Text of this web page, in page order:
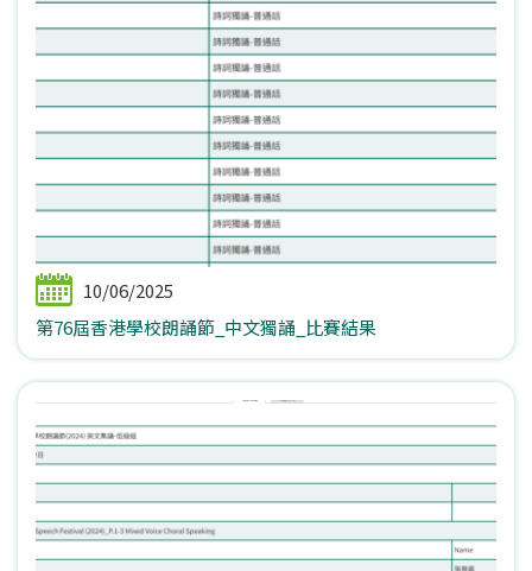
10/06/2025
第76屆香港學校朗誦節_中文獨誦_比賽結果